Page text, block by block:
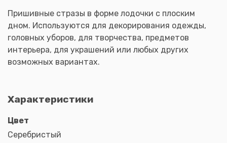
Пришивные стразы в форме лодочки с плоским
дном. Используются для декорирования одежды,
головных уборов, для творчества, предметов
интерьера, для украшений или любых других
возможных вариантах.
Характеристики
Цвет
Серебристый